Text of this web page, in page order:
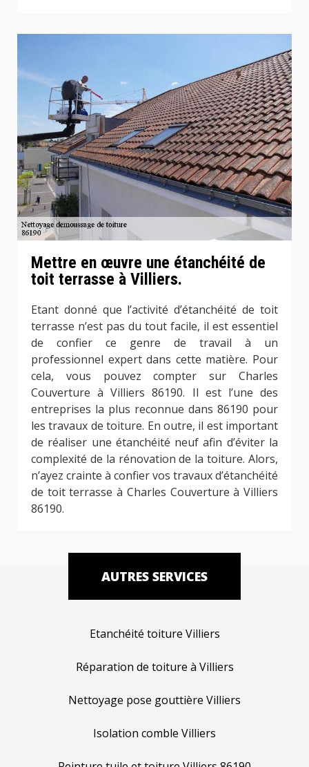
Mettre en œuvre une étanchéité de
toit terrasse à Villiers.
Etant donné que l’activité d’étanchéité de toit
terrasse n’est pas du tout facile, il est essentiel
de confier ce genre de travail à un
professionnel expert dans cette matière. Pour
cela, vous pouvez compter sur Charles
Couverture à Villiers 86190. Il est l’une des
entreprises la plus reconnue dans 86190 pour
les travaux de toiture. En outre, il est important
de réaliser une étanchéité neuf afin d’éviter la
complexité de la rénovation de la toiture. Alors,
n’ayez crainte à confier vos travaux d’étanchéité
de toit terrasse à Charles Couverture à Villiers
86190.
AUTRES SERVICES
Etanchéité toiture Villiers
Réparation de toiture à Villiers
Nettoyage pose gouttière Villiers
Isolation comble Villiers